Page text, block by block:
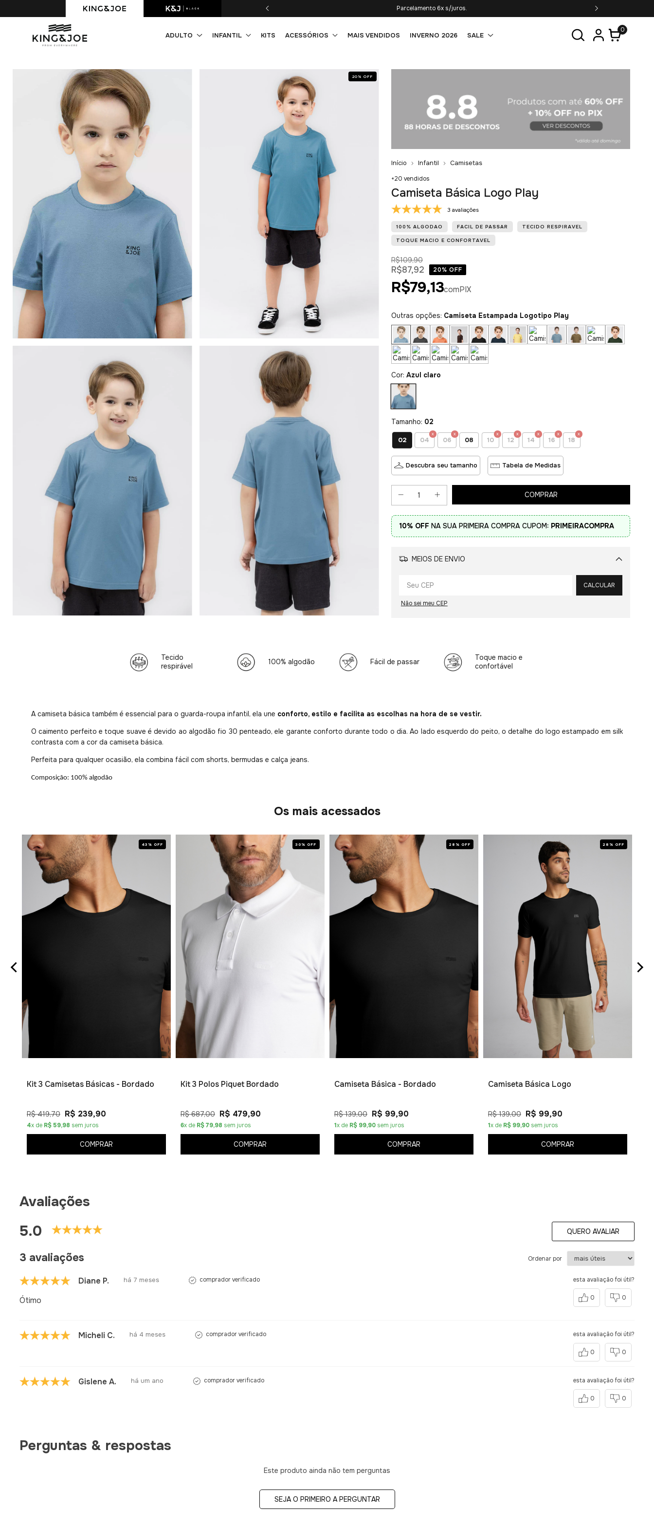
Primeira compra com 10% OFF. Cupom: PRIMEIRACOMPRA Parcelamento 6x s/juros.
ADULTO INFANTIL KITS ACESSÓRIOS MAIS VENDIDOS INVERNO 2026 SALE
0
20 % OFF
Início Infantil Camisetas
+20 vendidos
Camiseta Básica Logo Play
3 avaliações
100% ALGODAO FACIL DE PASSAR TECIDO RESPIRAVEL
TOQUE MACIO E CONFORTAVEL
R$109,90
R$87,92 20% OFF
R$79,13comPIX
Outras opções: Camiseta Estampada Logotipo Play
Cor: Azul claro
Tamanho: 02
02 04 06 08 10 12 14 16 18
Descubra seu tamanho Tabela de Medidas
10% OFF NA SUA PRIMEIRA COMPRA CUPOM: PRIMEIRACOMPRA
MEIOS DE ENVIO
Alterar CEP
CALCULAR
Não sei meu CEP
Tecido
respirável
100% algodão Fácil de passar
Toque macio e
confortável
A camiseta básica também é essencial para o guarda-roupa infantil, ela une conforto, estilo e facilita as escolhas na hora de se vestir.
O caimento perfeito e toque suave é devido ao algodão fio 30 penteado, ele garante conforto durante todo o dia. Ao lado esquerdo do peito, o detalhe do logo estampado em silk
contrasta com a cor da camiseta básica.
Perfeita para qualquer ocasião, ela combina fácil com shorts, bermudas e calça jeans.
Composição: 100% algodão
Os mais acessados
43% OFF
Kit 3 Camisetas Básicas - Bordado
R$ 419,70 R$ 239,90
4x de R$ 59,98 sem juros
COMPRAR
30% OFF
Kit 3 Polos Piquet Bordado
R$ 687,00 R$ 479,90
6x de R$ 79,98 sem juros
COMPRAR
28% OFF
Camiseta Básica - Bordado
R$ 139,00 R$ 99,90
1x de R$ 99,90sem juros
COMPRAR
28% OFF
Camiseta Básica Logo
R$ 139,00 R$ 99,90
1x de R$ 99,90sem juros
COMPRAR
Avaliações
5.0 QUERO AVALIAR
3 avaliações Ordenar por
Diane P. há 7 meses comprador verificado
Ótimo
esta avaliação foi útil?
0 0
Micheli C. há 4 meses comprador verificado esta avaliação foi útil?
0 0
Gislene A. há um ano comprador verificado esta avaliação foi útil?
0 0
Perguntas & respostas
Este produto ainda não tem perguntas
SEJA O PRIMEIRO A PERGUNTAR